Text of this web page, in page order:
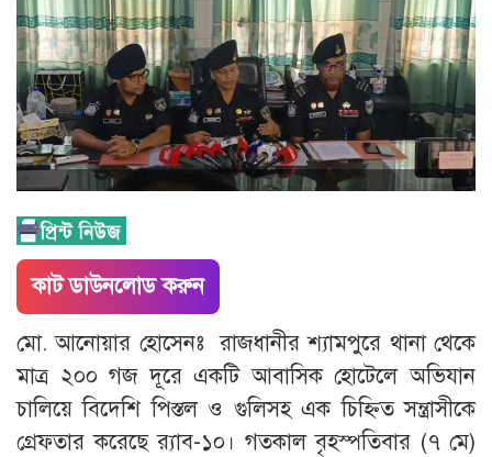
কাট ডাউনলোড করুন
মো. আনোয়ার হোসেনঃ রাজধানীর শ্যামপুরে থানা থেকে
মাত্র ২০০ গজ দূরে একটি আবাসিক হোটেলে অভিযান
চালিয়ে বিদেশি পিস্তল ও গুলিসহ এক চিহ্নিত সন্ত্রাসীকে
গ্রেফতার করেছে র‍্যাব-১০। গতকাল বৃহস্পতিবার (৭ মে)